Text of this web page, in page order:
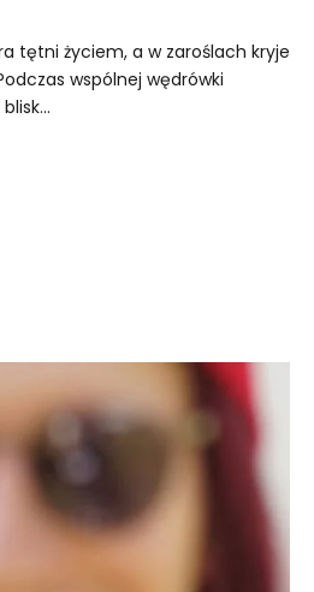
tętni życiem, a w zaroślach kryje
wspólnej wędrówki